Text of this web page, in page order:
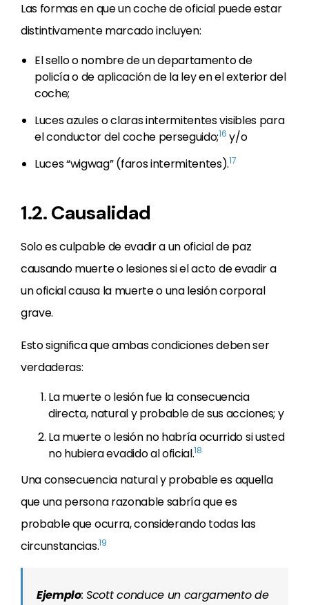
Las formas en que un coche de oficial puede estar
distintivamente marcado incluyen:
El sello o nombre de un departamento de
policía o de aplicación de la ley en el exterior del
coche;
Luces azules o claras intermitentes visibles para
el conductor del coche perseguido;16 y/o
Luces “wigwag” (faros intermitentes).17
1.2. Causalidad
Solo es culpable de evadir a un oficial de paz
causando muerte o lesiones si el acto de evadir a
un oficial causa la muerte o una lesión corporal
grave.
Esto significa que ambas condiciones deben ser
verdaderas:
La muerte o lesión fue la consecuencia
directa, natural y probable de sus acciones; y
La muerte o lesión no habría ocurrido si usted
no hubiera evadido al oficial.18
Una consecuencia natural y probable es aquella
que una persona razonable sabría que es
probable que ocurra, considerando todas las
circunstancias.19
Ejemplo: Scott conduce un cargamento de